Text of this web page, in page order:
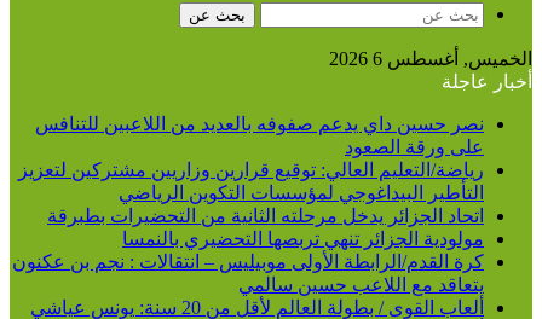
بحث عن
الخميس, أغسطس 6 2026
أخبار عاجلة
نصر حسين داي يدعم صفوفه بالعديد من اللاعبين للتنافس
على ورقة الصعود
رياضة/التعليم العالي: توقيع قرارين وزاريين مشتركين لتعزيز
التأطير البيداغوجي لمؤسسات التكوين الرياضي
اتحاد الجزائر يدخل مرحلته الثانية من التحضيرات بطبرقة
مولودية الجزائر تنهي تربصها التحضيري بالنمسا
كرة القدم/الرابطة الأولى موبيليس – انتقالات : نجم بن عكنون
يتعاقد مع اللاعب حسين سالمي
ألعاب القوى / بطولة العالم لأقل من 20 سنة: يونس عياشي